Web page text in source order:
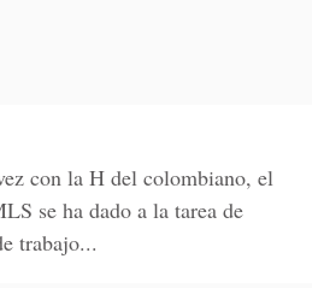
con la H del colombiano, el
se ha dado a la tarea de
trabajo...